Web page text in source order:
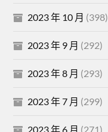
2023 年 10 月 (398)
2023 年 9 月 (292)
2023 年 8 月 (293)
2023 年 7 月 (299)
2023 年 6 月 (271)